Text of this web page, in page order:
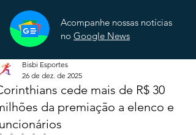
Acompanhe nossas notícias
no Google News
cede mais de R$ 30
da premiação a elenco e
Bisbi Esportes
26 de dez. de 2025